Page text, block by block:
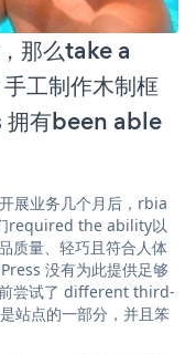
那么take a
工制作木制框
拥有been able
展业务几个月后，rbia
required the ability以
质量、轻巧且符合人体
没有为此提供足够
尝试了 different third-
站点的一部分，并且笨